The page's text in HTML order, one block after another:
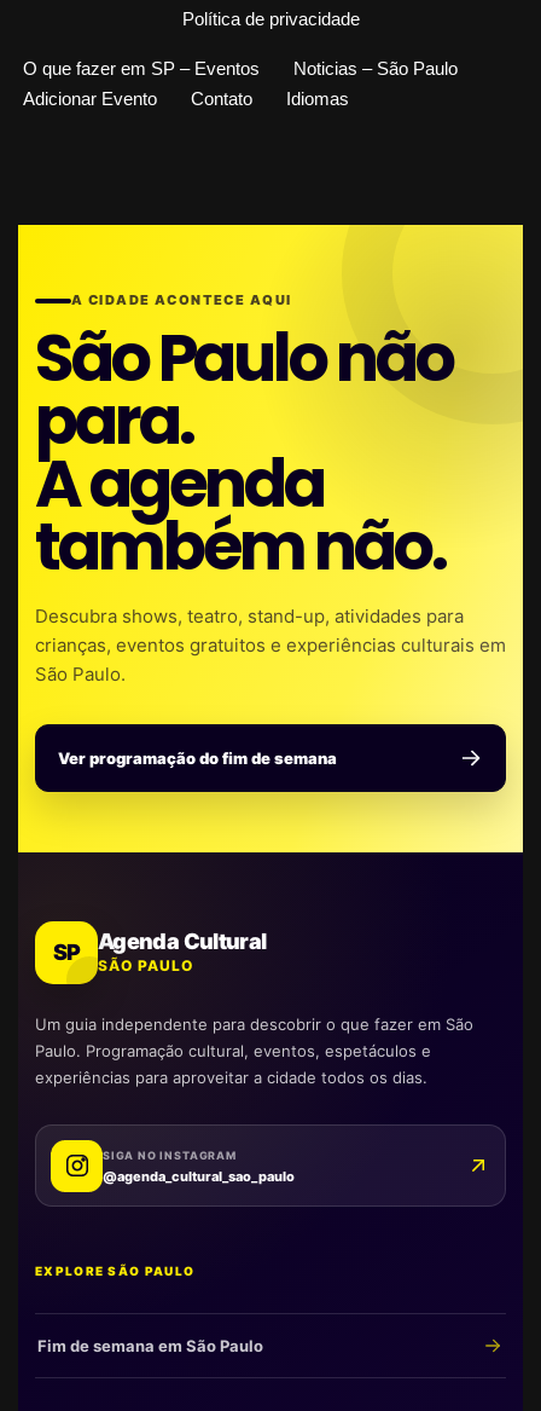
Política de privacidade
O que fazer em SP – Eventos
Noticias – São Paulo
Adicionar Evento
Contato Idiomas
A CIDADE ACONTECE AQUI
São Paulo não
para.
A agenda
também não.
Descubra shows, teatro, stand-up, atividades para
crianças, eventos gratuitos e experiências culturais em
São Paulo.
Ver programação do fim de semana
SP Agenda Cultural
SÃO PAULO
Um guia independente para descobrir o que fazer em São
Paulo. Programação cultural, eventos, espetáculos e
experiências para aproveitar a cidade todos os dias.
SIGA NO INSTAGRAM
@agenda_cultural_sao_paulo
EXPLORE SÃO PAULO
Fim de semana em São Paulo